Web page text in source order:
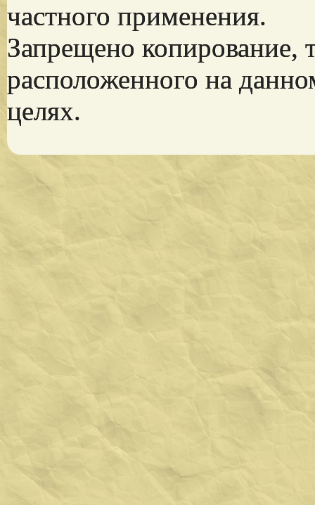
частного применения.
Запрещено копирование,
расположенного на
целях.